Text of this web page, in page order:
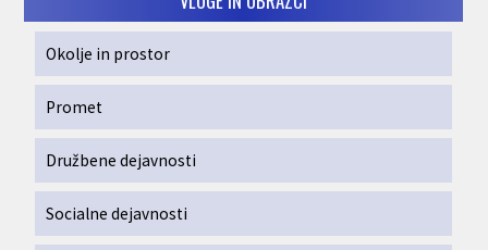
Okolje in prostor
Promet
Družbene dejavnosti
Socialne dejavnosti